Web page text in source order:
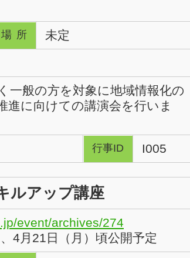
場所 未定
一般の方を対象に地域情報化の
進に向けての講演会を行いま
行事ID I005
ルアップ講座
event/archives/274
4月21日（月）頃公開予定